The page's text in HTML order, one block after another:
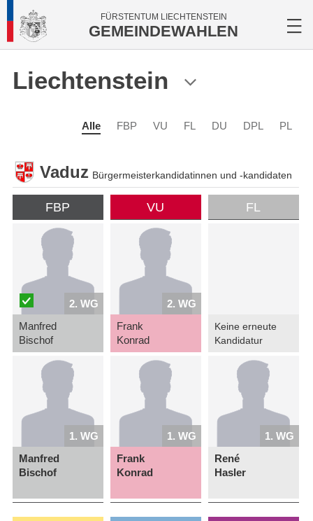
FÜRSTENTUM LIECHTENSTEIN
GEMEINDEWAHLEN
Liechtenstein
Alle FBP VU FL DU DPL PL
Vaduz Bürgermeisterkandidatinnen und -kandidaten
FBP
2. WG
Manfred
Bischof
1. WG
Manfred
Bischof
VU
2. WG
Frank
Konrad
1. WG
Frank
Konrad
FL
Keine erneute
Kandidatur
1. WG
René
Hasler